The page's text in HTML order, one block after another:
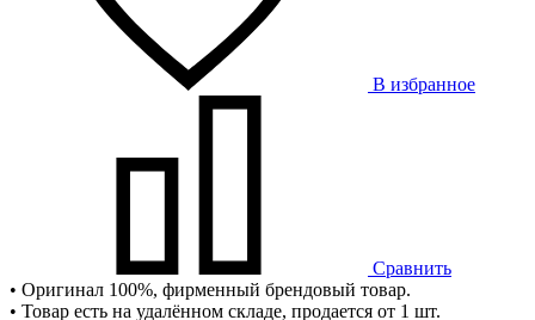
В избранное
Сравнить
• Оригинал 100%, фирменный брендовый товар.
• Товар есть на удалённом складе, продается от 1 шт.